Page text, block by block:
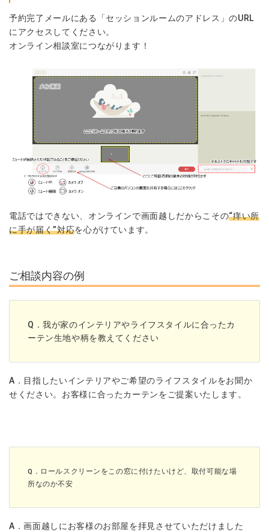
予約完了メールにある「セッションルームのアドレス」のURL
にアクセスしてください。
オンライン相談室につながります！
電話ではできない、オンラインで画面越しだからこその“痒い所
に手が届く”対応を心がけています。
ご相談内容の例
Q．我が家のインテリアやライフスタイルに合ったカ
ーテン生地や柄を教えてください
A．目指したいインテリアやご希望のライフスタイルをお聞か
せください。お客様に合ったカーテンをご提案いたします。
Q．ロールスクリーンをこの窓に付けたいけど、取付可能な場
所なのか不安
A．画面越しにお客様のお部屋を拝見させていただけました